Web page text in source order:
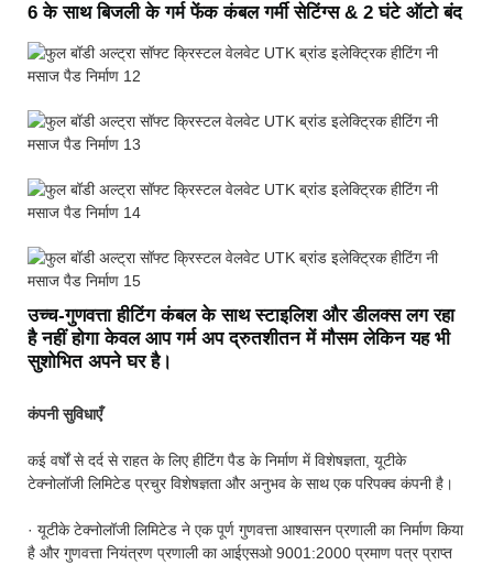
6 के साथ बिजली के गर्म फेंक कंबल गर्मी सेटिंग्स & 2 घंटे ऑटो बंद
उच्च-गुणवत्ता हीटिंग कंबल के साथ स्टाइलिश और डीलक्स लग रहा
है नहीं होगा केवल आप गर्म अप द्रुतशीतन में मौसम लेकिन यह भी
सुशोभित अपने घर है।
कंपनी सुविधाएँ
कई वर्षों से दर्द से राहत के लिए हीटिंग पैड के निर्माण में विशेषज्ञता, यूटीके
टेक्नोलॉजी लिमिटेड प्रचुर विशेषज्ञता और अनुभव के साथ एक परिपक्व कंपनी है।
· यूटीके टेक्नोलॉजी लिमिटेड ने एक पूर्ण गुणवत्ता आश्वासन प्रणाली का निर्माण किया
है और गुणवत्ता नियंत्रण प्रणाली का आईएसओ 9001:2000 प्रमाण पत्र प्राप्त